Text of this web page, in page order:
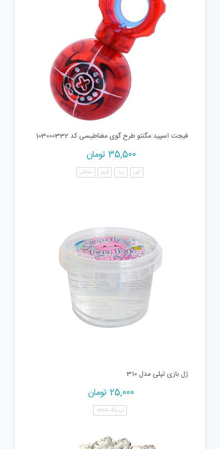
فیجت اسپید مگنتو طرح گوی مغناطیسی کد 103000332
35,500 تومان
آبی زرد قرمز مشکی
ژل بازی تپلی مدل 310
25,000 تومان
بی رنگ شفاف